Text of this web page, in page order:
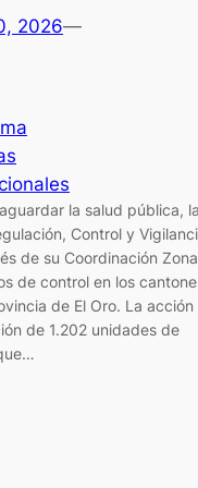
2026—
la salud pública, la
Control y
de su Coordinación
de control en los
de El Oro. La acción
de 1.202 unidades de